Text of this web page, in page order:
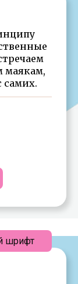
маякам,
самих.
шрифт